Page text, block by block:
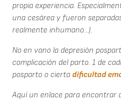
propia experiencia.
una cesárea y fueron
realmente inhumano...).
No en vano la depresión
complicación del parto. 1 de
posparto o cierta dificultad
Aquí un enlace para encontrar